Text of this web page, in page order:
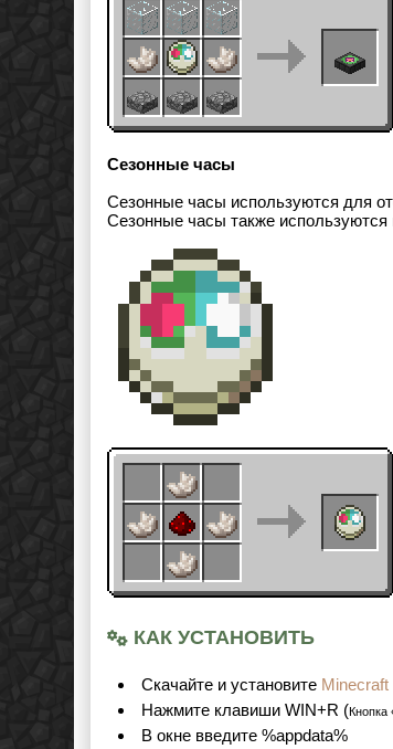
Сезонные часы
Сезонные часы используются для
Сезонные часы также используются
КАК УСТАНОВИТЬ
Cкачайте и установите Minecraft
Нажмите клавиши WIN+R (Кнопка
В окне введите %appdata%